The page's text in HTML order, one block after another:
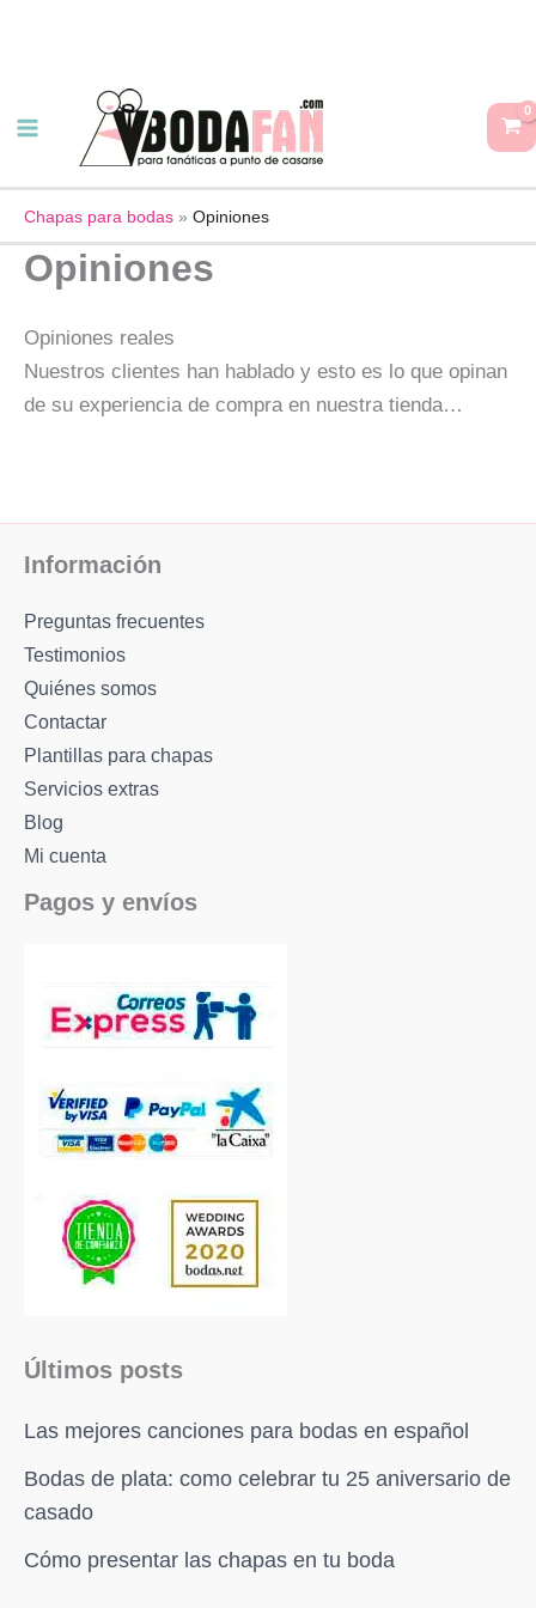
Chapas para bodas » Opiniones
Opiniones
Opiniones reales
Nuestros clientes han hablado y esto es lo que opinan
de su experiencia de compra en nuestra tienda…
Información
Preguntas frecuentes
Testimonios
Quiénes somos
Contactar
Plantillas para chapas
Servicios extras
Blog
Mi cuenta
Pagos y envíos
Últimos posts
Las mejores canciones para bodas en español
Bodas de plata: como celebrar tu 25 aniversario de
casado
Cómo presentar las chapas en tu boda